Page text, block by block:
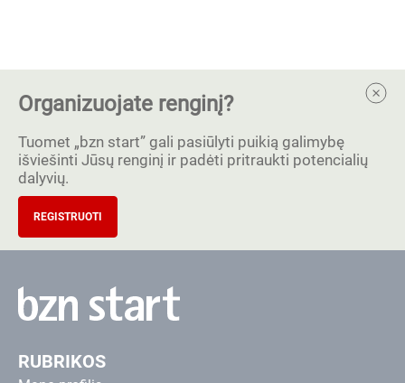
Organizuojate renginį?
Tuomet „bzn start” gali pasiūlyti puikią galimybę
išviešinti Jūsų renginį ir padėti pritraukti potencialių
dalyvių.
REGISTRUOTI
RUBRIKOS